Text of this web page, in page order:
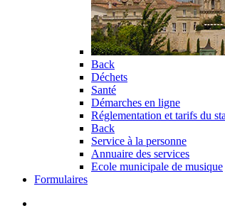
Back
Déchets
Santé
Démarches en ligne
Réglementation et tarifs du
Back
Service à la personne
Annuaire des services
Ecole municipale de musique
Formulaires